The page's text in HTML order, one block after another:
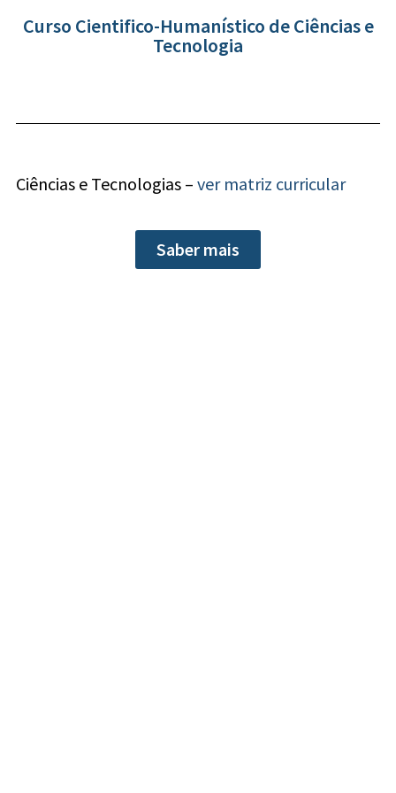
Curso Cientifico-Humanístico de Ciências e
Tecnologia
Ciências e Tecnologias – ver matriz curricular
Saber mais